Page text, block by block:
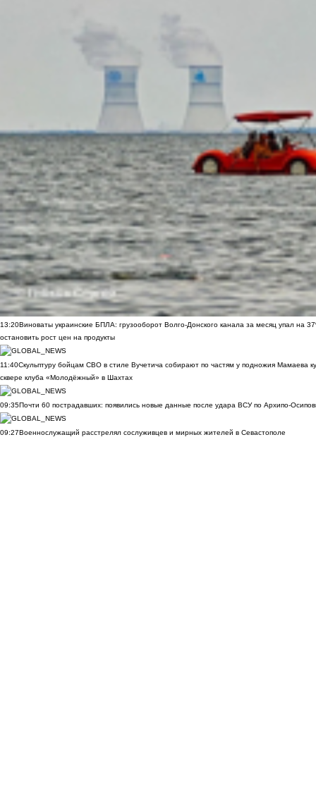
13:20Виноваты украинские БПЛА: грузооборот Волго-Донского канала за месяц упал на
остановить рост цен на продукты
11:40Скульптуру бойцам СВО в стиле Вучетича собирают по частям у подножия Мамаева
сквере клуба «Молодёжный» в Шахтах
09:35Почти 60 пострадавших: появились новые данные после удара ВСУ по Архипо-
09:27Военнослужащий расстрелял сослуживцев и мирных жителей в Севастополе